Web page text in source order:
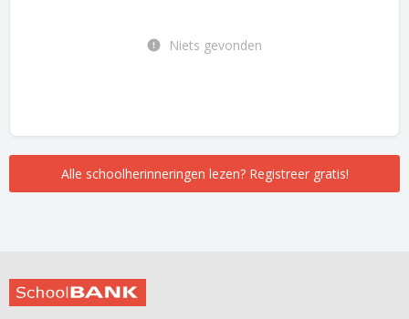
Niets gevonden
Alle schoolherinneringen lezen? Registreer gratis!